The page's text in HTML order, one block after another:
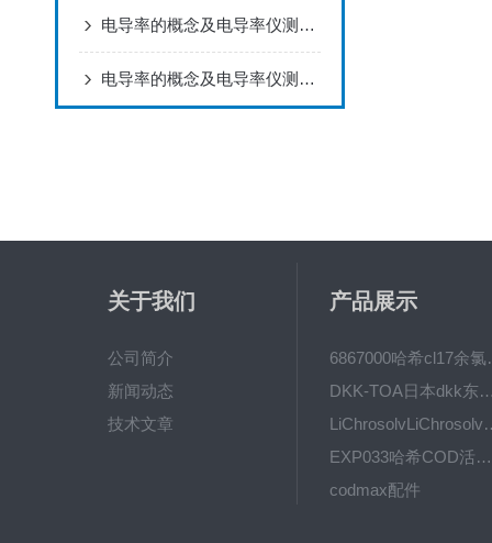
电导率的概念及电导率仪测量原理
电导率的概念及电导率仪测量原理
关于我们
公司简介
新闻动态
技术文章
产品展示
6867000
DKK-TOA日本dkk东亚电
EXP033哈希COD活塞泵价格 EXP033
codmax配件